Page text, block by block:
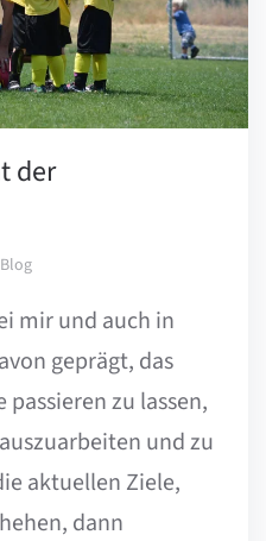
der
mir und auch in
geprägt, das
passieren zu lassen,
und zu
aktuellen Ziele,
dann